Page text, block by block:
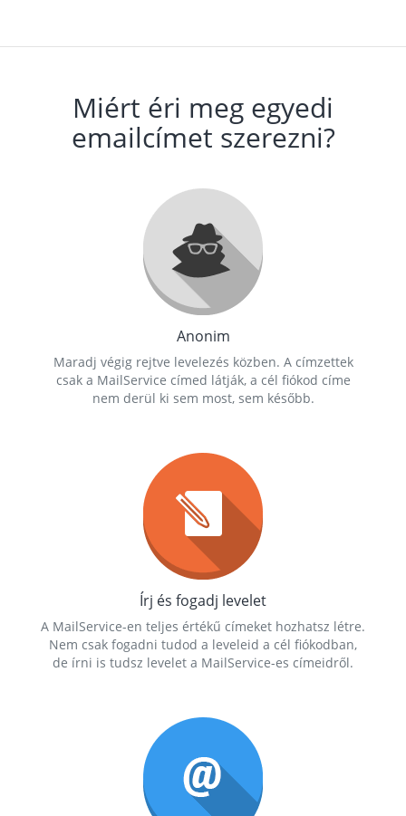
Miért éri meg egyedi
emailcímet szerezni?
Anonim
Maradj végig rejtve levelezés közben. A címzettek
csak a MailService címed látják, a cél fiókod címe
nem derül ki sem most, sem később.
Írj és fogadj levelet
A MailService-en teljes értékű címeket hozhatsz létre.
Nem csak fogadni tudod a leveleid a cél fiókodban,
de írni is tudsz levelet a MailService-es címeidről.